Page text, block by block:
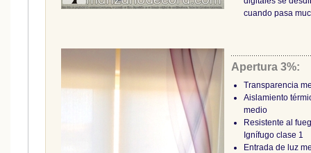
cuando pasa
Apertura 3%:
Transparencia
Aislamiento
medio
Resistente al
Ignífugo clase 1
Entrada de luz